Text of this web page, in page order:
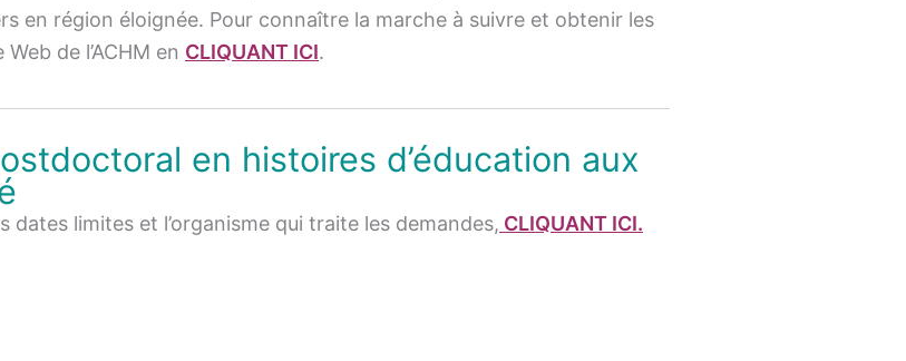
en région éloignée. Pour connaître la marche à suivre et obtenir les
de l’ACHM en CLIQUANT ICI.
en histoires d’éducation aux
dates limites et l’organisme qui traite les demandes, CLIQUANT ICI.